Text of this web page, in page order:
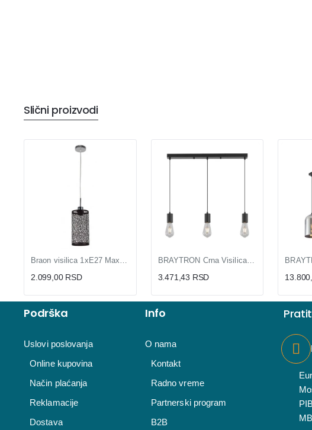
Slični proizvodi
2.099,00 RSD
BRAYTRON Crna Visilica 3xE27 BV04-00062 | Lustacija
3.471,43 RSD
Podrška
Uslovi poslovanja
Online kupovina
Način plaćanja
Reklamacije
Dostava
Info
O nama
Kontakt
Radno vreme
Partnerski program
B2B